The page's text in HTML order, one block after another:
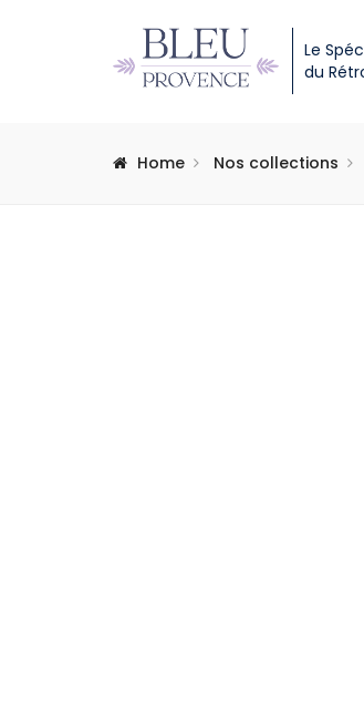
Le
du
Home Nos collections